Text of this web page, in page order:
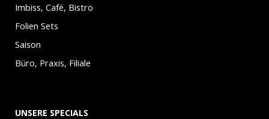
Imbiss, Café, Bistro
Folien Sets
Saison
Büro, Praxis, Filiale
UNSERE SPECIALS